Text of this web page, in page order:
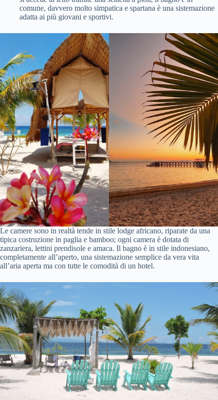
comune, davvero molto simpatica e spartana è una sistemazione
adatta ai più giovani e sportivi.
Le camere sono in realtà tende in stile lodge africano, riparate da una
tipica costruzione in paglia e bamboo; ogni camera è dotata di
zanzariera, lettini prendisole e amaca. Il bagno è in stile indonesiano,
completamente all’aperto, una sistemazione semplice da vera vita
all’aria aperta ma con tutte le comodità di un hotel.